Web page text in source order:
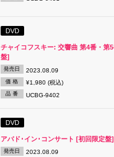
DVD
チャイコフスキー: 交響曲 第4番・第
盤]
発売日 2023.08.09
価 格 ¥1,980 (税込)
品 番 UCBG-9402
DVD
アバド･イン･コンサート [初回限定盤]
発売日 2023.08.09